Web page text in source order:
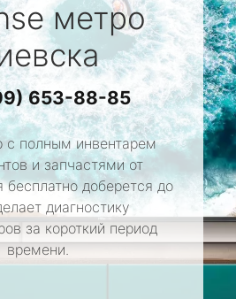
метро
653-88-85
полным инвентарем
и запчастями от
бесплатно доберется до
диагностику
за короткий период
времени.